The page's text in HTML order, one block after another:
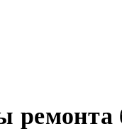
ремонта